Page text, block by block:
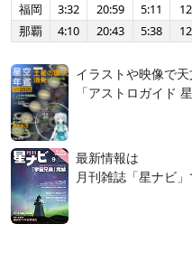
福岡
3:32 20:59 5:11
那覇
4:10 20:43 5:38
イラストや映像で
「アストロガイド
最新情報は
月刊雑誌「星ナビ」